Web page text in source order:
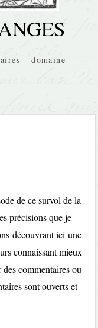
– domaine
de ce survol de la
précisions que je
découvrant ici une
connaissant mieux
commentaires ou
sont ouverts et